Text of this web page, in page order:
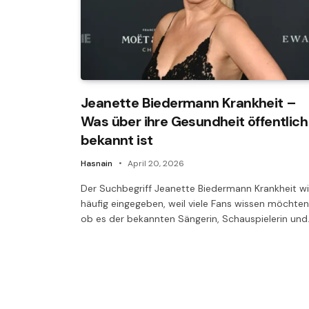
Jeanette Biedermann Krankheit –
Was über ihre Gesundheit öffentlich
bekannt ist
Hasnain April 20, 2026
Der Suchbegriff Jeanette Biedermann Krankheit
häufig eingegeben, weil viele Fans wissen
ob es der bekannten Sängerin, Schauspielerin